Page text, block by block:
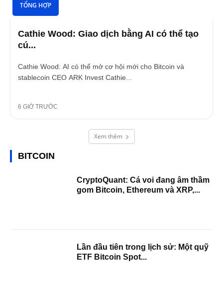
TỔNG HỢP
Cathie Wood: Giao dịch bằng AI có thể tạo
cú...
Cathie Wood: AI có thể mở cơ hội mới cho Bitcoin và
stablecoin CEO ARK Invest Cathie...
6 GIỜ TRƯỚC
Xem thêm
BITCOIN
CryptoQuant: Cá voi đang âm thầm
gom Bitcoin, Ethereum và XRP,...
Lần đầu tiên trong lịch sử: Một quỹ
ETF Bitcoin Spot...